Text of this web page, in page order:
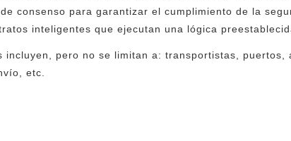
consenso para garantizar el cumplimiento de la
inteligentes que ejecutan una lógica
incluyen, pero no se limitan a: transportistas, puertos,
etc.